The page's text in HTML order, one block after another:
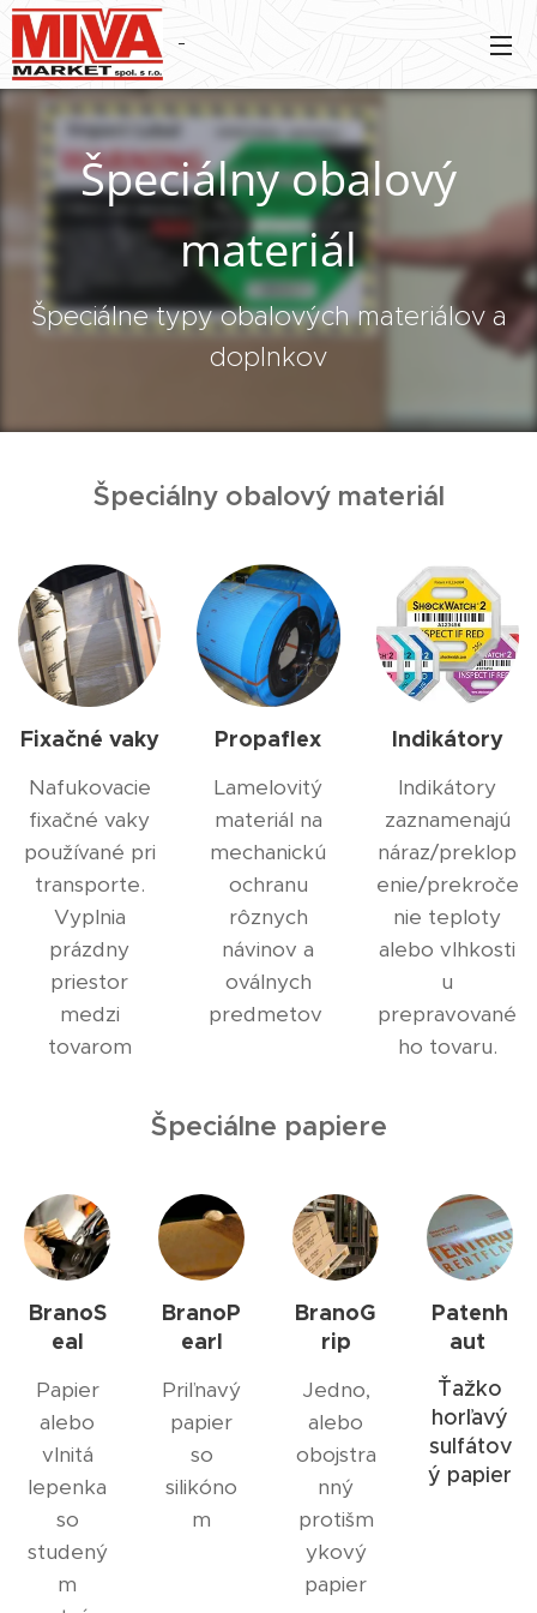
Špeciálny obalový
materiál
Špeciálne typy obalových materiálov a
doplnkov
Špeciálny obalový materiál
Fixačné vaky
Nafukovacie
fixačné vaky
používané pri
transporte.
Vyplnia
prázdny
priestor
medzi
tovarom
Propaflex
Lamelovitý
materiál na
mechanickú
ochranu
rôznych
návinov a
oválnych
predmetov
Indikátory
Indikátory
zaznamenajú
náraz/preklop
enie/prekroče
nie teploty
alebo vlhkosti
u
prepravované
ho tovaru.
Špeciálne papiere
BranoS
eal
Papier
alebo
vlnitá
lepenka
so
studený
m
BranoP
earl
Priľnavý
papier
so
silikóno
m
BranoG
rip
Jedno,
alebo
obojstra
nný
protišm
ykový
papier
Patenh
aut
Ťažko
horľavý
sulfátov
ý papier